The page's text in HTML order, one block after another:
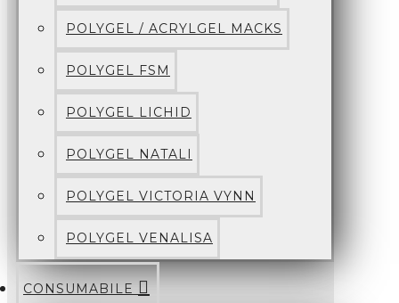
POLYGEL / ACRYLGEL MACKS
POLYGEL FSM
POLYGEL LICHID
POLYGEL NATALI
POLYGEL VICTORIA VYNN
POLYGEL VENALISA
CONSUMABILE